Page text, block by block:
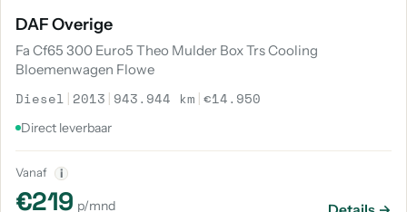
DAF Overige
Fa Cf65 300 Euro5 Theo Mulder Box Trs Cooling
Bloemenwagen Flowe
Diesel | 2013 | 943.944 km |€14.950
Direct leverbaar
Vanaf i
€219 p/mnd